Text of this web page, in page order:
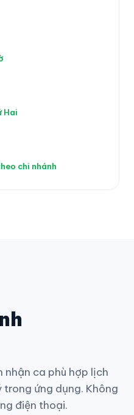
Hai
chi nhánh
ca phù hợp lịch
trong ứng dụng. Không
điện thoại.